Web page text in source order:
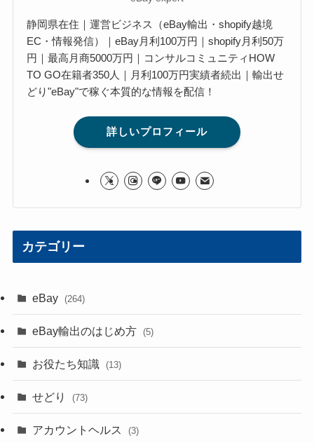
静岡県在住｜運営ビジネス（eBay輸出・shopify越境
EC・情報発信）｜eBay月利100万円｜shopify月利50万
円｜最高月商5000万円｜コンサルコミュニティHOW
TO GO在籍者350人｜月利100万円実績者続出｜輸出せ
どり"eBay"で稼ぐ本質的な情報を配信！
詳しいプロフィール
カテゴリー
eBay (264)
eBay輸出のはじめ方 (5)
お役たち知識 (13)
せどり (73)
アカウントヘルス (3)